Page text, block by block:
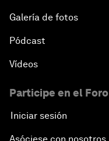
Galería de fotos
Pódcast
Vídeos
Participe en el Foro
Iniciar sesión